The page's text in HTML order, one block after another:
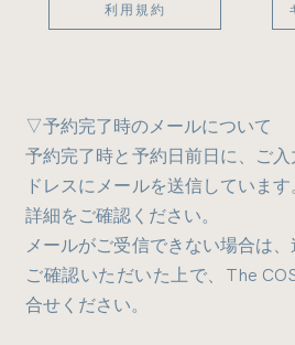
Green
標高500mの湖畔でサウナアク
いただける季節が今年もやって
ロウリュすると蒸気熱とボタ
る。パチパチと燃える薪の音
でなく、体の内部までじっくり
SAUNA
”ととのいフローティング”と
The COSMIC SAUNAが呼んで
外気浴。
サップに寝転ぶと見えるのは
だけ。流れのない穏やかな湖
涼しい風の吹く夕暮れ時に独
The COSMIC SAUNAと湖畔
静かで穏やかな時間の流れ
されるゆったりとした時間
す。
服を脱ぎ捨て、水中に飛び出す
瞬間だ。星が燦々と輝き、水をか
く夜の海で泳いでいたらそう感じ
になったような感覚を味わえる。
それからというもの裸で湖や海
られる。暗闇の自然の中で自分の
利用規約
▽予約完了時のメールについて
予約完了時と予約日前日に、ご
ドレスにメールを送信していま
詳細をご確認ください。
メールがご受信できない場合は
ご確認いただいた上で、The
合せください。